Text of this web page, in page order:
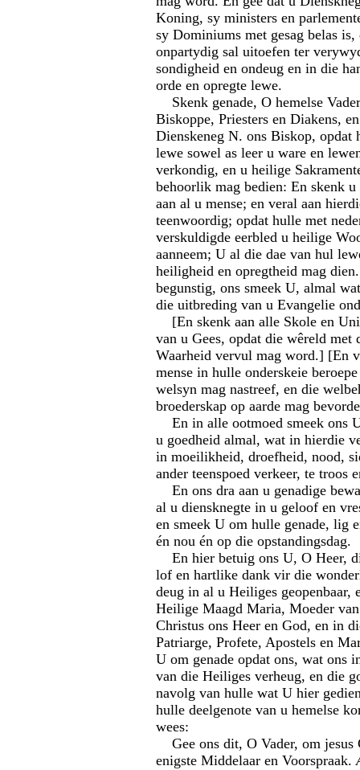
Koning, sy ministers en
sy Dominiums met gesag belas
onpartydig sal uitoefen ter
sondigheid en ondeug en in die
orde en opregte lewe.
Skenk genade, O hemelse
Biskoppe, Priesters en Diakens,
Dienskeneg N. ons Biskop, opdat
lewe sowel as leer u ware en
verkondig, en u heilige
behoorlik mag bedien: En skenk u
aan al u mense; en veral aan
teenwoordig; opdat hulle met
verskuldigde eerbled u heilige
aanneem; U al die dae van hul
heiligheid en opregtheid mag
begunstig, ons smeek U, almal
die uitbreding van u Evangelie
[En skenk aan alle Skole en
van u Gees, opdat die wêreld met
Waarheid vervul mag word.] [En
mense in hulle onderskeie
welsyn mag nastreef, en die
broederskap op aarde mag
En in alle ootmoed smeek ons
u goedheid almal, wat in hierdie
in moeilikheid, droefheid, nood,
ander teenspoed verkeer, te troos
En ons dra aan u genadige
al u diensknegte in u geloof en
en smeek U om hulle genade, lig
én nou én op die opstandingsdag.
En hier betuig ons U, O Heer,
lof en hartlike dank vir die
deug in al u Heiliges geopenbaar,
Heilige Maagd Maria, Moeder van
Christus ons Heer en God, en in
Patriarge, Profete, Apostels en
U om genade opdat ons, wat ons
van die Heiliges verheug, en die
navolg van hulle wat U hier
hulle deelgenote van u hemelse
wees:
Gee ons dit, O Vader, om jesus
enigste Middelaar en Voorspraak.